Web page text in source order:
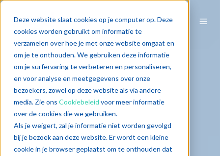
Deze website slaat cookies op je computer op. Deze
cookies worden gebruikt om informatie te
verzamelen over hoe je met onze website omgaat en
om je te onthouden. We gebruiken deze informatie
om je surfervaring te verbeteren en personaliseren,
en voor analyse en meetgegevens over onze
bezoekers, zowel op deze website als via andere
media. Zie ons Cookiebeleid voor meer informatie
over de cookies die we gebruiken.
Als je weigert, zal je informatie niet worden gevolgd
bij je bezoek aan deze website. Er wordt een kleine
cookie in je browser geplaatst om te onthouden dat